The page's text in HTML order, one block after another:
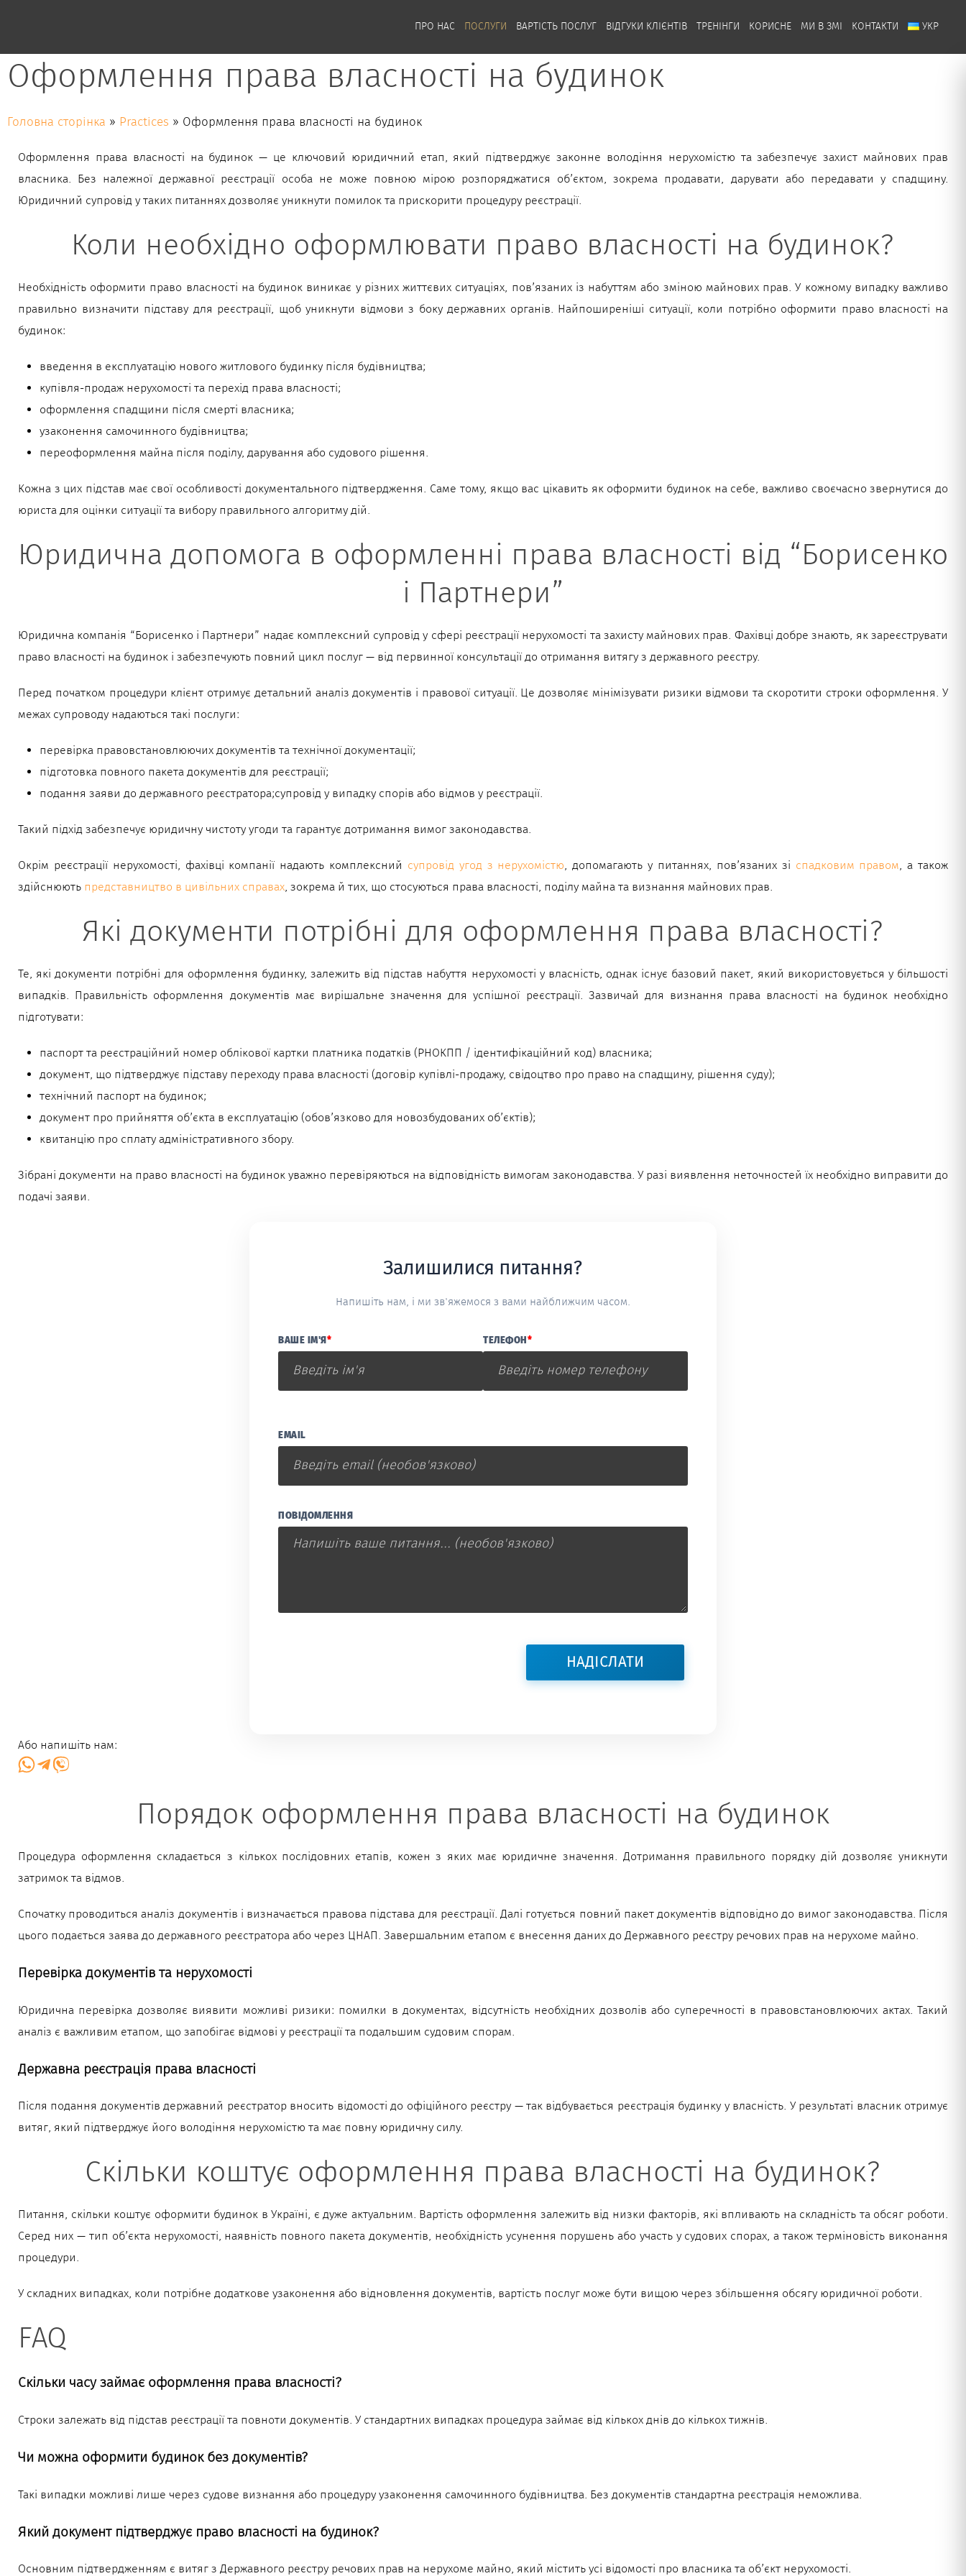
ПРО НАС ПОСЛУГИ ВАРТІСТЬ ПОСЛУГ ВІДГУКИ КЛІЄНТІВ ТРЕНІНГИ КОРИСНЕ МИ В ЗМІ КОНТАКТИ УКР
Оформлення права власності на будинок
Головна сторінка » Practices » Оформлення права власності на будинок
Оформлення права власності на будинок — це ключовий юридичний етап, який підтверджує законне володіння нерухомістю та забезпечує захист майнових прав
власника. Без належної державної реєстрації особа не може повною мірою розпоряджатися об’єктом, зокрема продавати, дарувати або передавати у спадщину.
Юридичний супровід у таких питаннях дозволяє уникнути помилок та прискорити процедуру реєстрації.
Коли необхідно оформлювати право власності на будинок?
Необхідність оформити право власності на будинок виникає у різних життєвих ситуаціях, пов’язаних із набуттям або зміною майнових прав. У кожному випадку важливо
правильно визначити підставу для реєстрації, щоб уникнути відмови з боку державних органів. Найпоширеніші ситуації, коли потрібно оформити право власності на
будинок:
введення в експлуатацію нового житлового будинку після будівництва;
купівля-продаж нерухомості та перехід права власності;
оформлення спадщини після смерті власника;
узаконення самочинного будівництва;
переоформлення майна після поділу, дарування або судового рішення.
Кожна з цих підстав має свої особливості документального підтвердження. Саме тому, якщо вас цікавить як оформити будинок на себе, важливо своєчасно звернутися до
юриста для оцінки ситуації та вибору правильного алгоритму дій.
Юридична допомога в оформленні права власності від “Борисенко
і Партнери”
Юридична компанія “Борисенко і Партнери” надає комплексний супровід у сфері реєстрації нерухомості та захисту майнових прав. Фахівці добре знають, як зареєструвати
право власності на будинок і забезпечують повний цикл послуг — від первинної консультації до отримання витягу з державного реєстру.
Перед початком процедури клієнт отримує детальний аналіз документів і правової ситуації. Це дозволяє мінімізувати ризики відмови та скоротити строки оформлення. У
межах супроводу надаються такі послуги:
перевірка правовстановлюючих документів та технічної документації;
підготовка повного пакета документів для реєстрації;
подання заяви до державного реєстратора;супровід у випадку спорів або відмов у реєстрації.
Такий підхід забезпечує юридичну чистоту угоди та гарантує дотримання вимог законодавства.
Окрім реєстрації нерухомості, фахівці компанії надають комплексний супровід угод з нерухомістю, допомагають у питаннях, пов’язаних зі спадковим правом, а також
здійснюють представництво в цивільних справах, зокрема й тих, що стосуються права власності, поділу майна та визнання майнових прав.
Які документи потрібні для оформлення права власності?
Те, які документи потрібні для оформлення будинку, залежить від підстав набуття нерухомості у власність, однак існує базовий пакет, який використовується у більшості
випадків. Правильність оформлення документів має вирішальне значення для успішної реєстрації. Зазвичай для визнання права власності на будинок необхідно
підготувати:
паспорт та реєстраційний номер облікової картки платника податків (РНОКПП / ідентифікаційний код) власника;
документ, що підтверджує підставу переходу права власності (договір купівлі-продажу, свідоцтво про право на спадщину, рішення суду);
технічний паспорт на будинок;
документ про прийняття об’єкта в експлуатацію (обов’язково для новозбудованих об’єктів);
квитанцію про сплату адміністративного збору.
Зібрані документи на право власності на будинок уважно перевіряються на відповідність вимогам законодавства. У разі виявлення неточностей їх необхідно виправити до
подачі заяви.
Залишилися питання?
Напишіть нам, і ми зв'яжемося з вами найближчим часом.
ВАШЕ ІМ'Я * ТЕЛЕФОН *
EMAIL
ПОВІДОМЛЕННЯ
Або напишіть нам:
Порядок оформлення права власності на будинок
Процедура оформлення складається з кількох послідовних етапів, кожен з яких має юридичне значення. Дотримання правильного порядку дій дозволяє уникнути
затримок та відмов.
Спочатку проводиться аналіз документів і визначається правова підстава для реєстрації. Далі готується повний пакет документів відповідно до вимог законодавства. Після
цього подається заява до державного реєстратора або через ЦНАП. Завершальним етапом є внесення даних до Державного реєстру речових прав на нерухоме майно.
Перевірка документів та нерухомості
Юридична перевірка дозволяє виявити можливі ризики: помилки в документах, відсутність необхідних дозволів або суперечності в правовстановлюючих актах. Такий
аналіз є важливим етапом, що запобігає відмові у реєстрації та подальшим судовим спорам.
Державна реєстрація права власності
Після подання документів державний реєстратор вносить відомості до офіційного реєстру — так відбувається реєстрація будинку у власність. У результаті власник отримує
витяг, який підтверджує його володіння нерухомістю та має повну юридичну силу.
Скільки коштує оформлення права власності на будинок?
Питання, скільки коштує оформити будинок в Україні, є дуже актуальним. Вартість оформлення залежить від низки факторів, які впливають на складність та обсяг роботи.
Серед них — тип об’єкта нерухомості, наявність повного пакета документів, необхідність усунення порушень або участь у судових спорах, а також терміновість виконання
процедури.
У складних випадках, коли потрібне додаткове узаконення або відновлення документів, вартість послуг може бути вищою через збільшення обсягу юридичної роботи.
FAQ
Скільки часу займає оформлення права власності?
Строки залежать від підстав реєстрації та повноти документів. У стандартних випадках процедура займає від кількох днів до кількох тижнів.
Чи можна оформити будинок без документів?
Такі випадки можливі лише через судове визнання або процедуру узаконення самочинного будівництва. Без документів стандартна реєстрація неможлива.
Який документ підтверджує право власності на будинок?
Основним підтвердженням є витяг з Державного реєстру речових прав на нерухоме майно, який містить усі відомості про власника та об’єкт нерухомості.